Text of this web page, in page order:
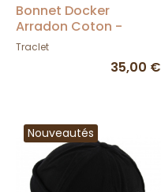
Bonnet Docker
Arradon Coton -
Traclet
Traclet
35,00 €
Nouveautés